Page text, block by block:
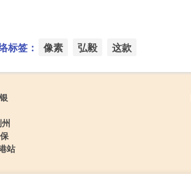
标签： 像素 弘毅 这款
站